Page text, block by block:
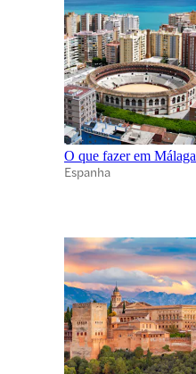
O que fazer em Málaga
Espanha